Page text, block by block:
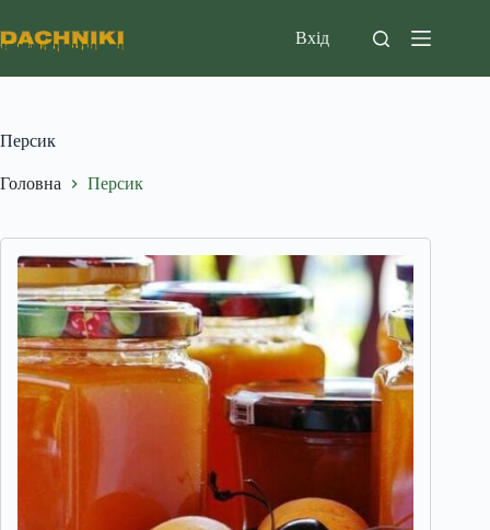
до
вмісту
Вхід
Персик
Головна Персик